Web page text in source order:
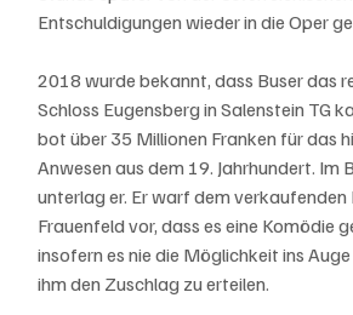
Entschuldigungen wieder in die Oper
2018 wurde bekannt, dass Buser das
Schloss Eugensberg in Salenstein TG
bot über 35 Millionen Franken für das
Anwesen aus dem 19. Jahrhundert. Im
unterlag er. Er warf dem
Frauenfeld vor, dass es eine Komödie
insofern es nie die Möglichkeit ins
ihm den Zuschlag zu erteilen.